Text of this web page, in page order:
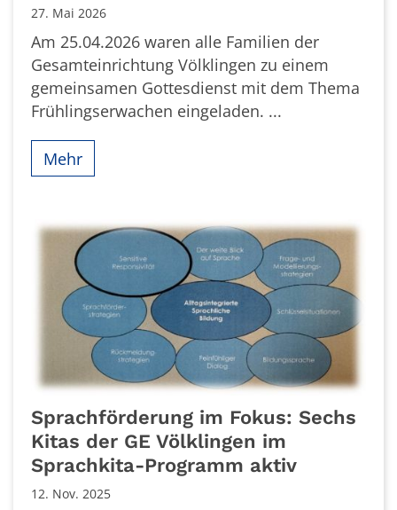
27. Mai 2026
Am 25.04.2026 waren alle Familien der
Gesamteinrichtung Völklingen zu einem
gemeinsamen Gottesdienst mit dem Thema
Frühlingserwachen eingeladen. ...
Mehr
Sprachförderung im Fokus: Sechs
Kitas der GE Völklingen im
Sprachkita-Programm aktiv
12. Nov. 2025